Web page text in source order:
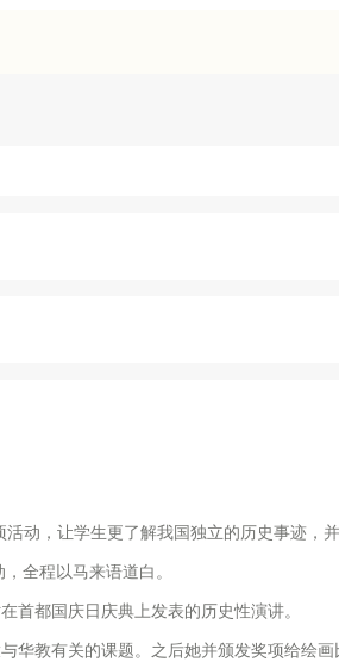
动，让学生更了解我国独立的历史事迹，
全程以马来语道白。
首都国庆日庆典上发表的历史性演讲。
教有关的课题。之后她并颁发奖项给绘画